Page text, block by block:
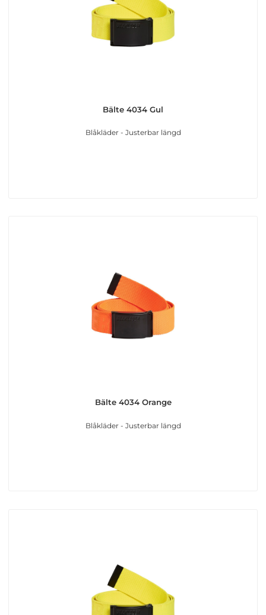
Bälte 4034 Gul
Blåkläder - Justerbar längd
Bälte 4034 Orange
Blåkläder - Justerbar längd